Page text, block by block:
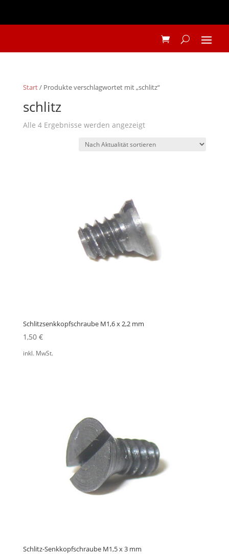
Start/ Produkte verschlagwortet mit „schlitz“
schlitz
Alle 4 Ergebnisse werden angezeigtNach
sortiert
Schlitzsenkkopfschraube M1,6 x 2,2 mm
1,50 €
inkl. MwSt.
Schlitz-Senkkopfschraube M1,5 x 3 mm